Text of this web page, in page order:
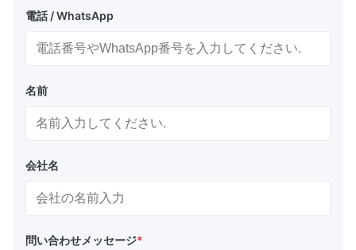
電話 / WhatsApp
名前
会社名
問い合わせメッセージ*